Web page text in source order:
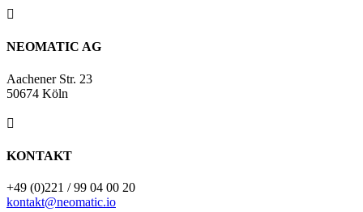

NEOMATIC AG
Aachener Str. 23
50674 Köln

KONTAKT
+49 (0)221 / 99 04 00 20
kontakt@neomatic.io